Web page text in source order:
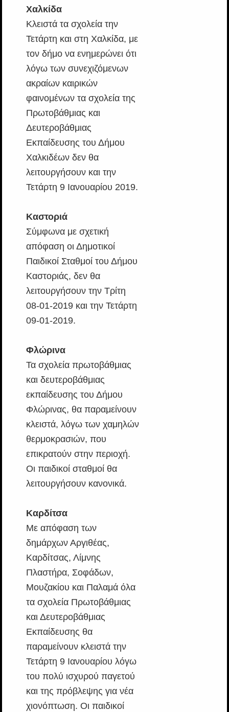
Χαλκίδα
Κλειστά τα σχολεία την
Τετάρτη και στη Χαλκίδα, με
τον δήμο να ενημερώνει ότι
λόγω των συνεχιζόμενων
ακραίων καιρικών
φαινομένων τα σχολεία της
Πρωτοβάθμιας και
Δευτεροβάθμιας
Εκπαίδευσης του Δήμου
Χαλκιδέων δεν θα
λειτουργήσουν και την
Τετάρτη 9 Ιανουαρίου 2019.
Καστοριά
Σύμφωνα με σχετική
απόφαση οι Δημοτικοί
Παιδικοί Σταθμοί του Δήμου
Καστοριάς, δεν θα
λειτουργήσουν την Τρίτη
08-01-2019 και την Τετάρτη
09-01-2019.
Φλώρινα
Τα σχολεία πρωτοβάθμιας
και δευτεροβάθμιας
εκπαίδευσης του Δήμου
Φλώρινας, θα παραμείνουν
κλειστά, λόγω των χαμηλών
θερμοκρασιών, που
επικρατούν στην περιοχή.
Οι παιδικοί σταθμοί θα
λειτουργήσουν κανονικά.
Καρδίτσα
Με απόφαση των
δημάρχων Αργιθέας,
Καρδίτσας, Λίμνης
Πλαστήρα, Σοφάδων,
Μουζακίου και Παλαμά όλα
τα σχολεία Πρωτοβάθμιας
και Δευτεροβάθμιας
Εκπαίδευσης θα
παραμείνουν κλειστά την
Τετάρτη 9 Ιανουαρίου λόγω
του πολύ ισχυρού παγετού
και της πρόβλεψης για νέα
χιονόπτωση. Οι παιδικοί